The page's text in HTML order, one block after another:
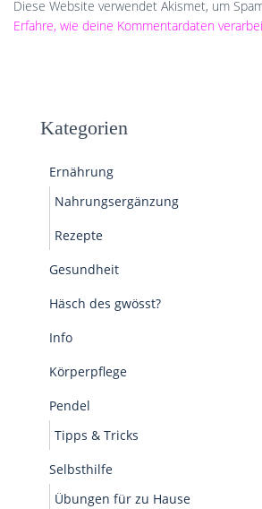
Diese Website verwendet Akismet, um
Erfahre, wie deine Kommentardaten
Kategorien
Ernährung
Nahrungsergänzung
Rezepte
Gesundheit
Häsch des gwösst?
Info
Körperpflege
Pendel
Tipps & Tricks
Selbsthilfe
Übungen für zu Hause